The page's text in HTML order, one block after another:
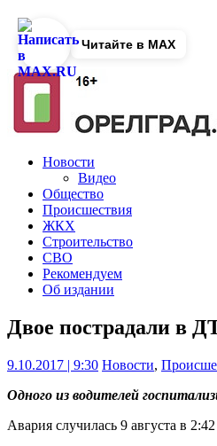
Новости
Видео
Общество
Происшествия
ЖКХ
Строительство
СВО
Рекомендуем
Об издании
Двое пострадали в
9.10.2017 | 9:30 Новости,
Одного из водителей
Авария случилась 9 августа в
Читайте в MAX